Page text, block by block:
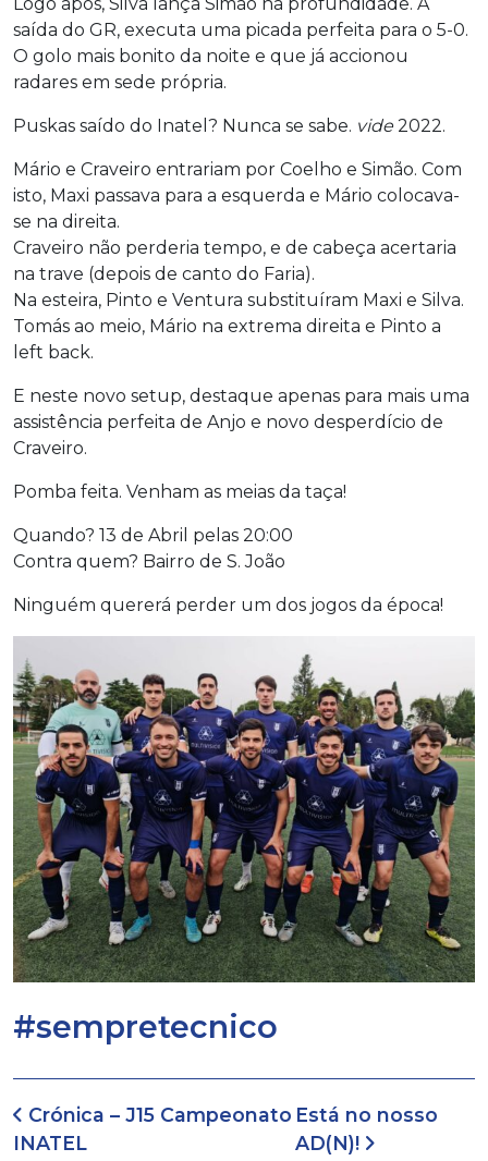
saída do GR, executa uma picada perfeita para o 5-0.
O golo mais bonito da noite e que já accionou
radares em sede própria.
Puskas saído do Inatel? Nunca se sabe. vide2022.
Mário e Craveiro entrariam por Coelho e Simão. Com
isto, Maxi passava para a esquerda e Mário colocava-
se na direita.
Craveiro não perderia tempo, e de cabeça acertaria
na trave (depois de canto do Faria).
Na esteira, Pinto e Ventura substituíram Maxi e Silva.
Tomás ao meio, Mário na extrema direita e Pinto a
left back.
E neste novo setup, destaque apenas para mais uma
assistência perfeita de Anjo e novo desperdício de
Craveiro.
Pomba feita. Venham as meias da taça!
Quando? 13 de Abril pelas 20:00
Contra quem? Bairro de S. João
Ninguém quererá perder um dos jogos da época!
#sempretecnico
Navegação de artigos
Crónica – J15 Campeonato
INATEL
Está no nosso
AD(N)!